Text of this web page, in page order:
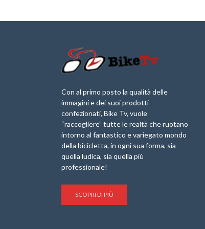
Con al primo posto la qualità delle
immagini e dei suoi prodotti
confezionati, Bike Tv, vuole
“raccogliere” tutte le realtà che ruotano
intorno al fantastico e variegato mondo
della bicicletta, in ogni sua forma, sia
quella ludica, sia quella più
professionale!
SCOPRI DI PIÙ
Briko Torino – 11
Maggio 2025 – r
Minerva Edizioni e
Giancarlo Brocci
per “Bartali l’Ultimo
Marathon 2025”
IX Ed. “Tra
Borghi&Castelli” –
Anteprima
1a Edizione
Granfondo